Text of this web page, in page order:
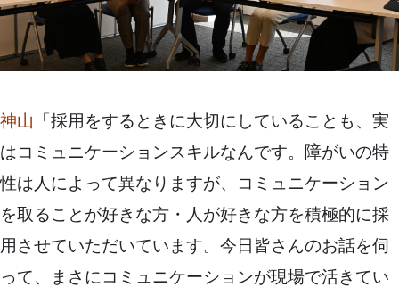
神山 「採用をするときに大切にしていることも、実
はコミュニケーションスキルなんです。障がいの特
性は人によって異なりますが、コミュニケーション
を取ることが好きな方・人が好きな方を積極的に採
用させていただいています。今日皆さんのお話を伺
って、まさにコミュニケーションが現場で活きてい